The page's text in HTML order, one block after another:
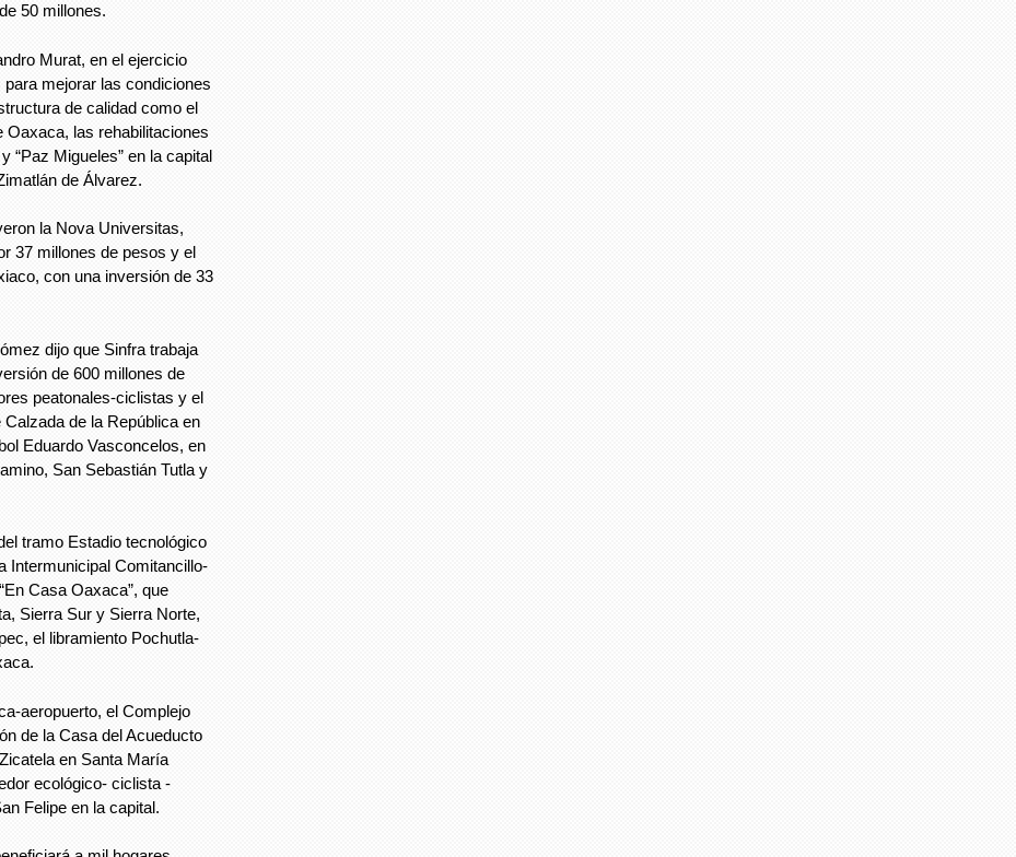
50 millones.
Murat, en el ejercicio
mejorar las condiciones
de calidad como el
las rehabilitaciones
“Paz Migueles” en la capital
de Álvarez.
la Nova Universitas,
37 millones de pesos y el
con una inversión de 33
dijo que Sinfra trabaja
de 600 millones de
peatonales-ciclistas y el
de la República en
Eduardo Vasconcelos, en
San Sebastián Tutla y
tramo Estadio tecnológico
Intermunicipal Comitancillo-
Casa Oaxaca”, que
Sierra Sur y Sierra Norte,
el libramiento Pochutla-
aeropuerto, el Complejo
de la Casa del Acueducto
en Santa María
ecológico- ciclista -
Felipe en la capital.